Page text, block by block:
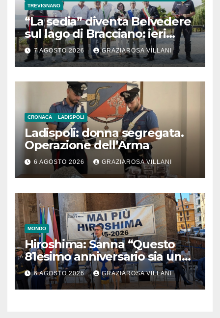
TREVIGNANO
“La sedia” diventa Belvedere
sul lago di Bracciano: ieri
l’inaugurazione
7 AGOSTO 2026 GRAZIAROSA VILLANI
CRONACA LADISPOLI
Ladispoli: donna segregata.
Operazione dell’Arma
6 AGOSTO 2026 GRAZIAROSA VILLANI
MONDO
Hiroshima: Sanna “Questo
81esimo anniversario sia un
monito per tutti”
6 AGOSTO 2026 GRAZIAROSA VILLANI